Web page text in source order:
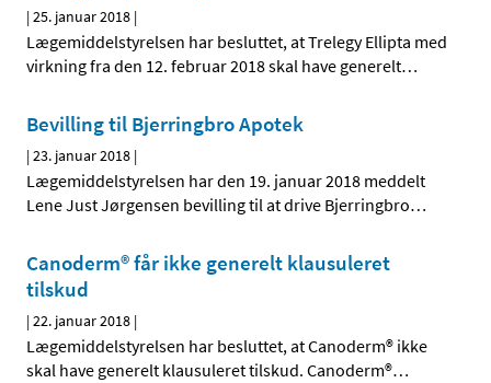
|25. januar 2018 |
Lægemiddelstyrelsen har besluttet, at Trelegy Ellipta med
virkning fra den 12. februar 2018 skal have generelt…
Bevilling til Bjerringbro Apotek
|23. januar 2018 |
Lægemiddelstyrelsen har den 19. januar 2018 meddelt
Lene Just Jørgensen bevilling til at drive Bjerringbro…
Canoderm® får ikke generelt klausuleret
tilskud
|22. januar 2018 |
Lægemiddelstyrelsen har besluttet, at Canoderm® ikke
skal have generelt klausuleret tilskud. Canoderm®…